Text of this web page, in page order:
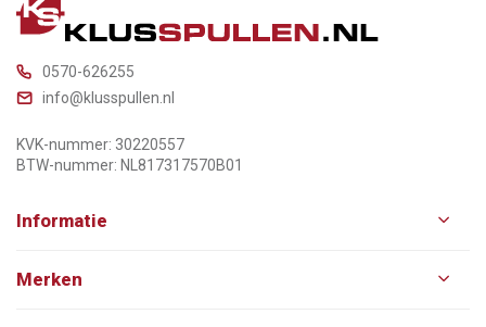
0570-626255
info@klusspullen.nl
KVK-nummer: 30220557
BTW-nummer: NL817317570B01
Informatie
Merken